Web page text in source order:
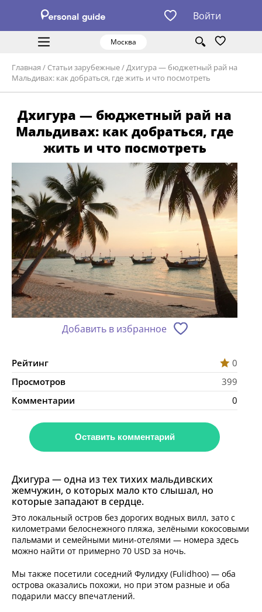
Войти
Москва
Главная / Статьи зарубежные/Дхигура — бюджетный рай на
Мальдивах: как добраться, где жить и что посмотреть
Дхигура — бюджетный рай на
Мальдивах: как добраться, где
жить и что посмотреть
Добавить в избранное
Рейтинг
0
Просмотров
399
Комментарии
0
Оставить комментарий
Дхигура — одна из тех тихих мальдивских
жемчужин, о которых мало кто слышал, но
которые западают в сердце.
Это локальный остров без дорогих водных вилл, зато с
километрами белоснежного пляжа, зелёными кокосовыми
пальмами и семейными мини-отелями — номера здесь
можно найти от примерно 70 USD за ночь.
Мы также посетили соседний Фулидху (Fulidhoo) — оба
острова оказались похожи, но при этом разные и оба
подарили массу впечатлений.